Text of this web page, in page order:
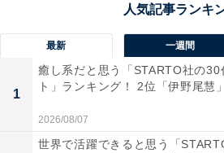
最新 一週間
1
癒し系だと思う「STARTO社の30
ト」ランキング！ 2位「伊野尾慧
2026/08/07
世界で活躍できると思う「